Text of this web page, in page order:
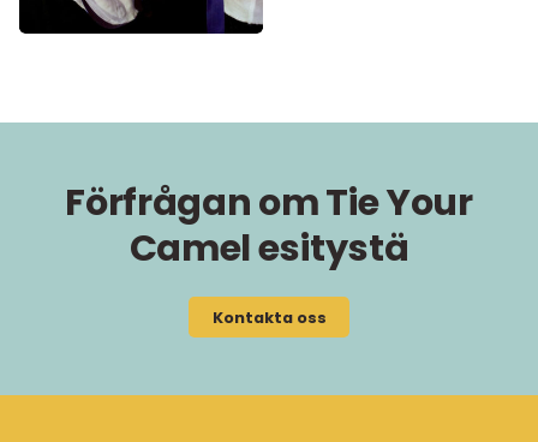
Förfrågan om Tie Your
Camel esitystä
Kontakta oss